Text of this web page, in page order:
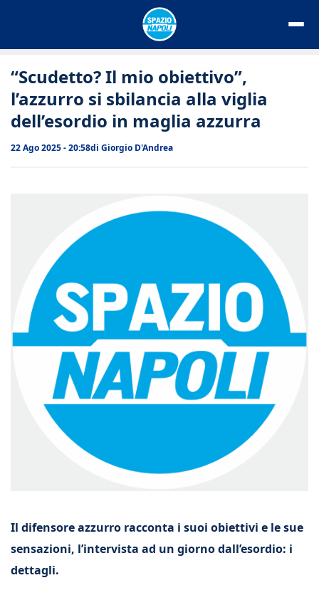
“Scudetto? Il mio obiettivo”,
l’azzurro si sbilancia alla viglia
dell’esordio in maglia azzurra
22 Ago 2025 - 20:58di Giorgio D'Andrea
Il difensore azzurro racconta i suoi obiettivi e le sue
sensazioni, l’intervista ad un giorno dall’esordio: i
dettagli.